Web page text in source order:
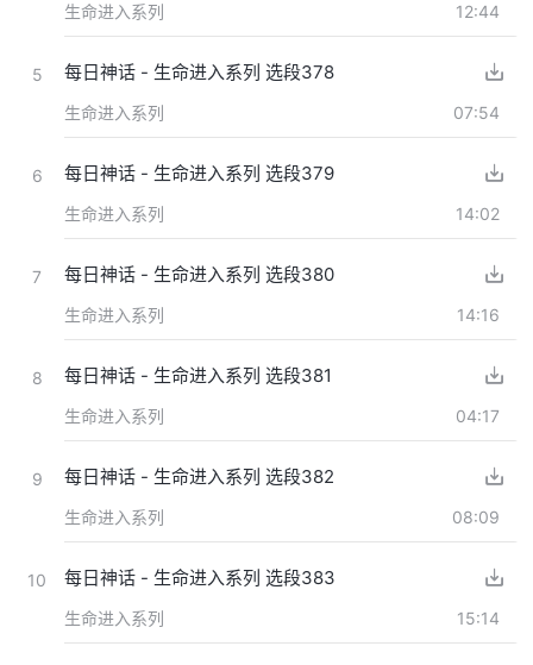
生命进入系列 12:44
5 每日神话 - 生命进入系列 选段378
生命进入系列 07:54
6 每日神话 - 生命进入系列 选段379
生命进入系列 14:02
7 每日神话 - 生命进入系列 选段380
生命进入系列 14:16
8 每日神话 - 生命进入系列 选段381
生命进入系列 04:17
9 每日神话 - 生命进入系列 选段382
生命进入系列 08:09
10 每日神话 - 生命进入系列 选段383
生命进入系列 15:14